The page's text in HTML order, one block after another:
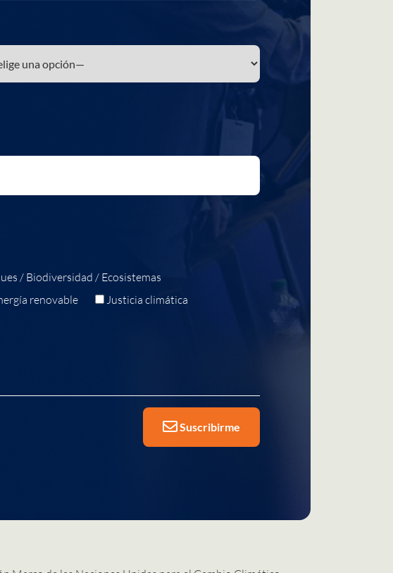
/ Biodiversidad / Ecosistemas
renovable
Justicia climática
Suscribirme